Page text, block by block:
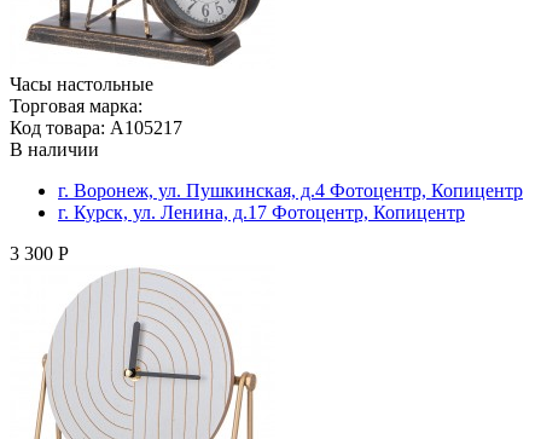
Часы настольные
Торговая марка:
Код товара: A105217
В наличии
г. Воронеж, ул. Пушкинская, д.4 Фотоцентр, Копицентр
г. Курск, ул. Ленина, д.17 Фотоцентр, Копицентр
3 300 Р